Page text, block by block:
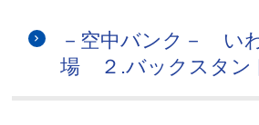
－空中バンク－ い
場 ２.バックスタン